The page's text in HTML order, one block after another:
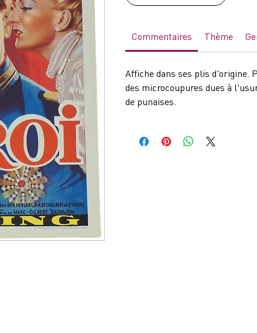
Commentaires Thème
Affiche dans ses plis d'origine.
des microcoupures dues à
de punaises.